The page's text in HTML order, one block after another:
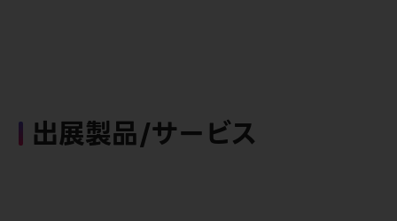
出展製品/サービス